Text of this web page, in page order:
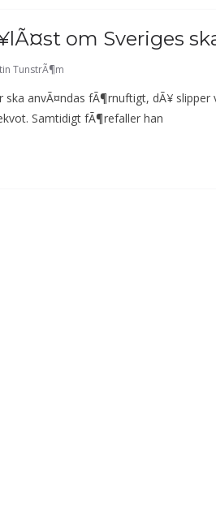
om Sveriges
TunstrÃ¶m
ska anvÃ¤ndas fÃ¶rnuftigt, dÃ¥
Samtidigt fÃ¶refaller han